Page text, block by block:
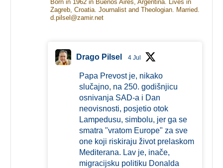
Born in 1962 in Buenos Aires, Argentina. Lives in
Zagreb, Croatia. Journalist and Theologian. Married.
d.pilsel@zamir.net
Drago Pilsel 4 Jul
Papa Prevost je, nikako
slučajno, na 250. godišnjicu
osnivanja SAD-a i Dan
neovisnosti, posjetio otok
Lampedusu, simbolu, jer ga se
smatra "vratom Europe" za sve
one koji riskiraju život prelaskom
Mediterana. Lav je, inače,
migracijsku politiku Donalda